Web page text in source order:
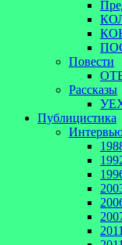
Повести
Рассказы
Публицистика